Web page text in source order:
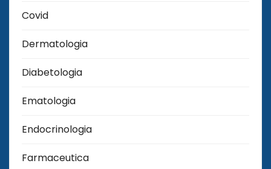
Covid
Dermatologia
Diabetologia
Ematologia
Endocrinologia
Farmaceutica